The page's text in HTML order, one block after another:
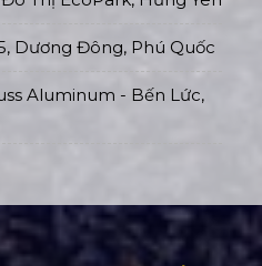
Dương Đông, Phú Quốc
Aluminum - Bến Lức,